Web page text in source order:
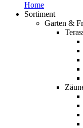
Home
Sortiment
Garten &